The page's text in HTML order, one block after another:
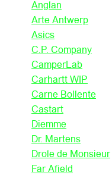
Anglan
Arte Antwerp
Asics
C.P. Company
CamperLab
Carhartt WIP
Carne Bollente
Castart
Diemme
Dr. Martens
Drole de Monsieur
Far Afield